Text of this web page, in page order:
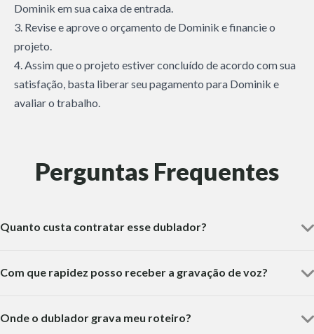
Dominik em sua caixa de entrada.
3. Revise e aprove o orçamento de Dominik e financie o
projeto.
4. Assim que o projeto estiver concluído de acordo com sua
satisfação, basta liberar seu pagamento para Dominik e
avaliar o trabalho.
Perguntas Frequentes
Quanto custa contratar esse dublador?
Com que rapidez posso receber a gravação de voz?
Onde o dublador grava meu roteiro?